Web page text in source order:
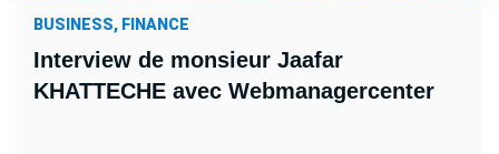
BUSINESS, FINANCE
Interview de monsieur Jaafar
KHATTECHE avec Webmanagercenter